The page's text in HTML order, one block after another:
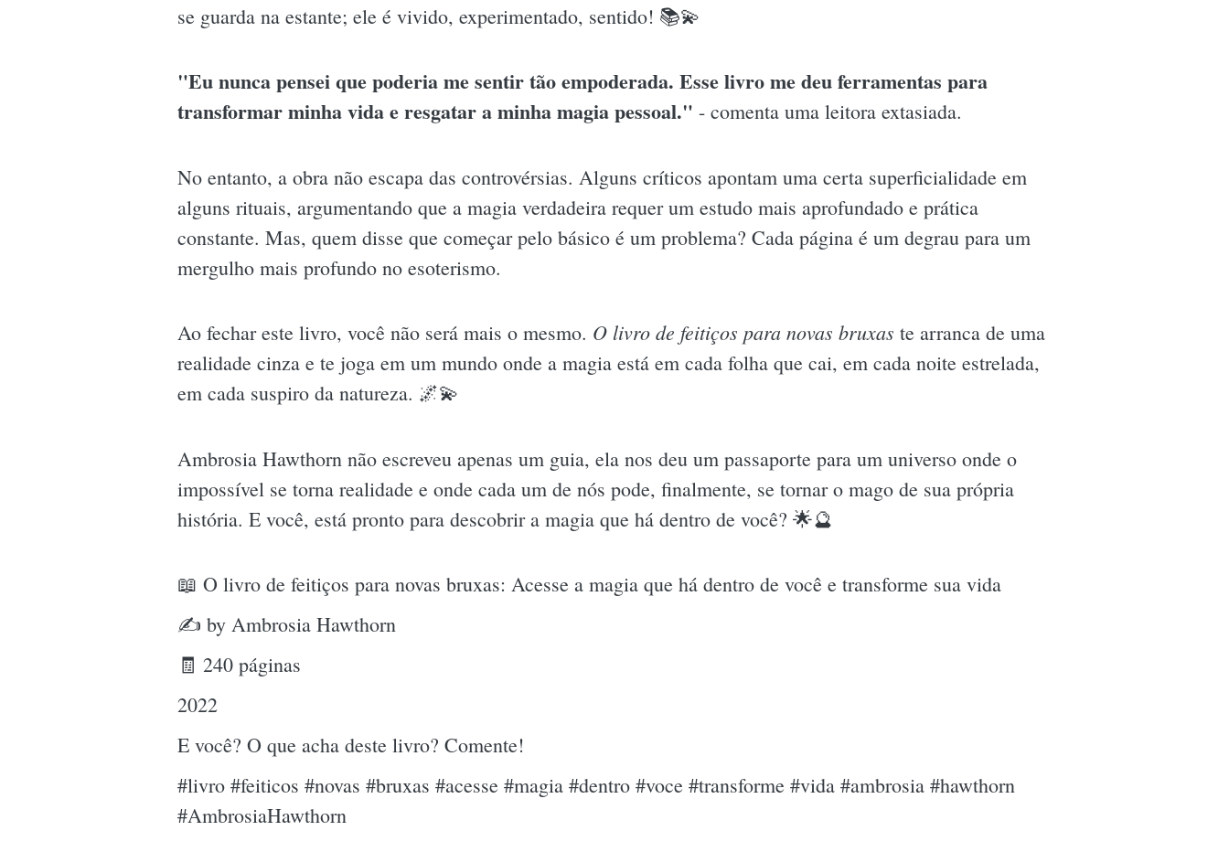
se guarda na estante; ele é vivido, experimentado, sentido! 📚💫
"Eu nunca pensei que poderia me sentir tão empoderada. Esse livro me deu ferramentas para
transformar minha vida e resgatar a minha magia pessoal." - comenta uma leitora extasiada.
No entanto, a obra não escapa das controvérsias. Alguns críticos apontam uma certa superficialidade em
alguns rituais, argumentando que a magia verdadeira requer um estudo mais aprofundado e prática
constante. Mas, quem disse que começar pelo básico é um problema? Cada página é um degrau para um
mergulho mais profundo no esoterismo.
Ao fechar este livro, você não será mais o mesmo. O livro de feitiços para novas bruxas te arranca de uma
realidade cinza e te joga em um mundo onde a magia está em cada folha que cai, em cada noite estrelada,
em cada suspiro da natureza. 🌌💫
Ambrosia Hawthorn não escreveu apenas um guia, ela nos deu um passaporte para um universo onde o
impossível se torna realidade e onde cada um de nós pode, finalmente, se tornar o mago de sua própria
história. E você, está pronto para descobrir a magia que há dentro de você? 🌟🔮
📖 O livro de feitiços para novas bruxas: Acesse a magia que há dentro de você e transforme sua vida
✍ by Ambrosia Hawthorn
🧾 240 páginas
2022
E você? O que acha deste livro? Comente!
#livro #feiticos #novas #bruxas #acesse #magia #dentro #voce #transforme #vida #ambrosia #hawthorn
#AmbrosiaHawthorn